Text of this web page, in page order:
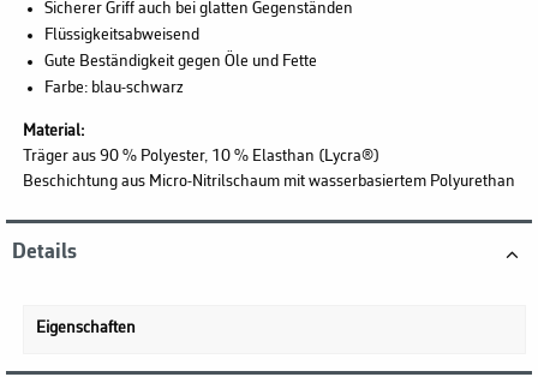
Sicherer Griff auch bei glatten Gegenständen
Flüssigkeitsabweisend
Gute Beständigkeit gegen Öle und Fette
Farbe: blau-schwarz
Material:
Träger aus 90 % Polyester, 10 % Elasthan (Lycra®)
Beschichtung aus Micro-Nitrilschaum mit wasserbasiertem Polyurethan
Details
Eigenschaften